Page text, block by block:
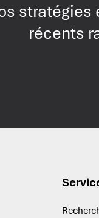
récents